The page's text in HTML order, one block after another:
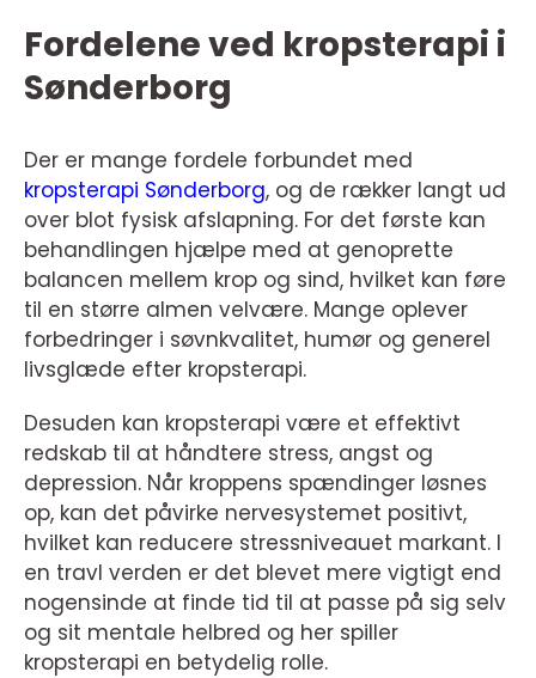
Fordelene ved kropsterapi i
Sønderborg
Der er mange fordele forbundet med
kropsterapi Sønderborg, og de rækker langt ud
over blot fysisk afslapning. For det første kan
behandlingen hjælpe med at genoprette
balancen mellem krop og sind, hvilket kan føre
til en større almen velvære. Mange oplever
forbedringer i søvnkvalitet, humør og generel
livsglæde efter kropsterapi.
Desuden kan kropsterapi være et effektivt
redskab til at håndtere stress, angst og
depression. Når kroppens spændinger løsnes
op, kan det påvirke nervesystemet positivt,
hvilket kan reducere stressniveauet markant. I
en travl verden er det blevet mere vigtigt end
nogensinde at finde tid til at passe på sig selv
og sit mentale helbred og her spiller
kropsterapi en betydelig rolle.